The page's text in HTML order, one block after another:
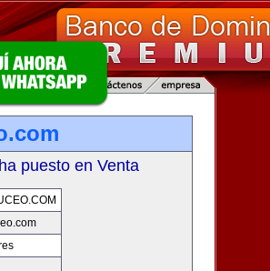
puesto en Venta